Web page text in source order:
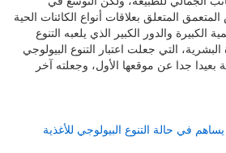
المتعلق بعلاقات أنواع الكائنات الحية
الكبيرة والدور الكبير الذي يلعبه التنوع
البشرية، التي جعلت اعتبار التنوع البيولوجي
بعيدا جدا عن موقعها الأول، وجعلته آخر
في حالة التنوع البيولوجي للأغذية